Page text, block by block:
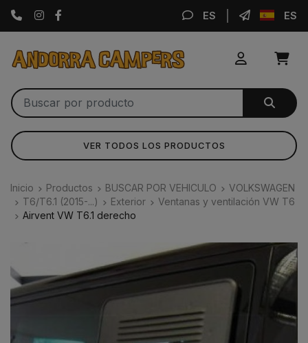
Instagram ES ES
VER TODOS LOS PRODUCTOS
Inicio Productos BUSCAR POR VEHICULO
VOLKSWAGEN
T6/T6.1 (2015-...)
Exterior
Ventanas y ventilación VW T6
Airvent VW T6.1 derecho